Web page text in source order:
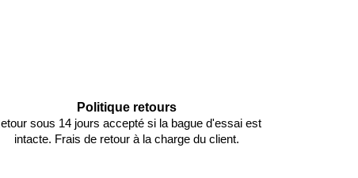
Politique retours
sous 14 jours accepté si la bague d'essai est
intacte. Frais de retour à la charge du client.